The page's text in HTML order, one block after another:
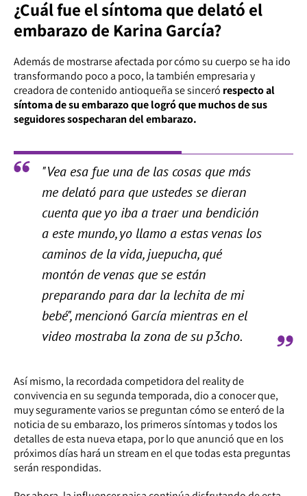
¿Cuál fue el síntoma que delató el
embarazo de Karina García?
Además de mostrarse afectada por cómo su cuerpo se ha ido
transformando poco a poco, la también empresaria y
creadora de contenido antioqueña se sinceró respecto al
síntoma de su embarazo que logró que muchos de sus
seguidores sospecharan del embarazo.
"Vea esa fue una de las cosas que más
me delató para que ustedes se dieran
cuenta que yo iba a traer una bendición
a este mundo, yo llamo a estas venas los
caminos de la vida, juepucha, qué
montón de venas que se están
preparando para dar la lechita de mi
bebé", mencionó García mientras en el
video mostraba la zona de su p3cho.
Así mismo, la recordada competidora del reality de
convivencia en su segunda temporada, dio a conocer que,
muy seguramente varios se preguntan cómo se enteró de la
noticia de su embarazo, los primeros síntomas y todos los
detalles de esta nueva etapa, por lo que anunció que en los
próximos días hará un stream en el que todas esta preguntas
serán respondidas.